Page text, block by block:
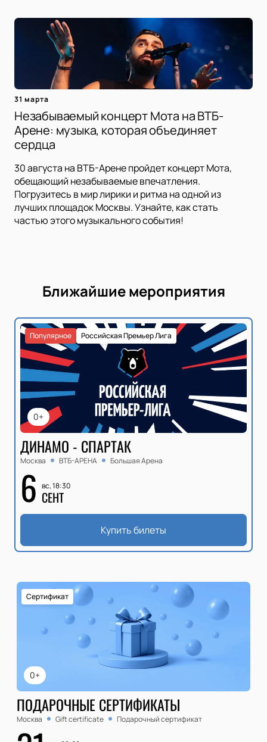
31 марта
Незабываемый концерт Мота на ВТБ-
Арене: музыка, которая объединяет
сердца
30 августа на ВТБ-Арене пройдет концерт Мота,
обещающий незабываемые впечатления.
Погрузитесь в мир лирики и ритма на одной из
лучших площадок Москвы. Узнайте, как стать
частью этого музыкального события!
Ближайшие мероприятия
0+
Российская Премьер Лига
Популярное
ДИНАМО - СПАРТАК
Москва ВТБ-АРЕНА Большая Арена
6 вс, 18:30
СЕНТ
Купить билеты
0+
Сертификат
ПОДАРОЧНЫЕ СЕРТИФИКАТЫ
Москва Gift certificate Подарочный сертификат